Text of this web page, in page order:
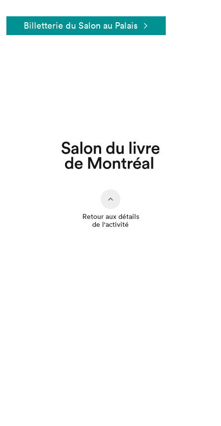
Billetterie du Salon au Palais
Retour aux détails
de l'activité